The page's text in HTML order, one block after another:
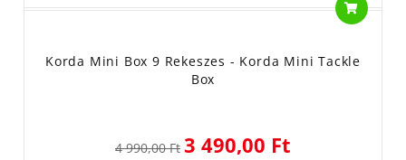
Korda Mini Box 9 Rekeszes - Korda Mini Tackle
Box
4 990,00 Ft 3 490,00 Ft